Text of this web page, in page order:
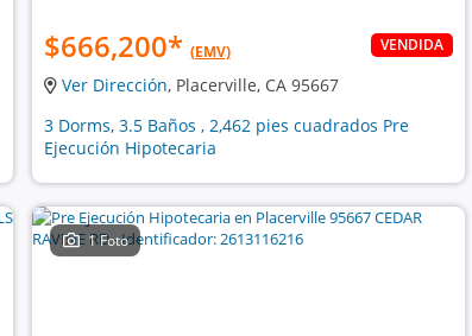
$666,200* (EMV) VENDIDA
Ver Dirección, Placerville, CA 95667
3 Dorms, 3.5 Baños , 2,462 pies cuadrados Pre
Ejecución Hipotecaria
1 Foto